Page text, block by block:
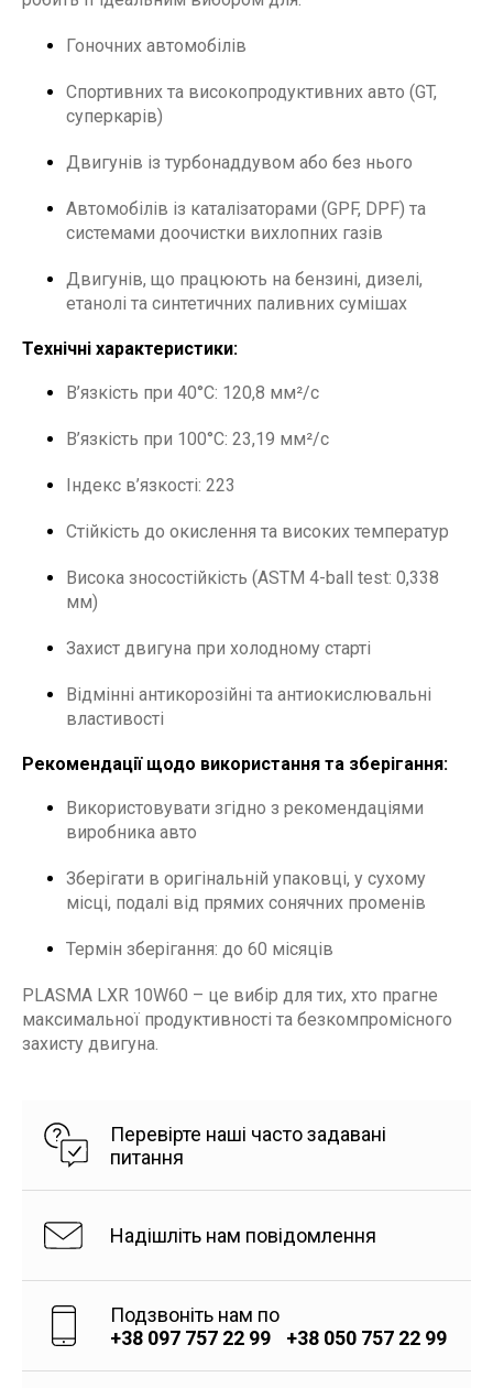
Гоночних автомобілів
Спортивних та високопродуктивних авто (GT,
суперкарів)
Двигунів із турбонаддувом або без нього
Автомобілів із каталізаторами (GPF, DPF) та
системами доочистки вихлопних газів
Двигунів, що працюють на бензині, дизелі,
етанолі та синтетичних паливних сумішах
Технічні характеристики:
В’язкість при 40°C: 120,8 мм²/с
В’язкість при 100°C: 23,19 мм²/с
Індекс в’язкості: 223
Стійкість до окислення та високих температур
Висока зносостійкість (ASTM 4-ball test: 0,338
мм)
Захист двигуна при холодному старті
Відмінні антикорозійні та антиокислювальні
властивості
Рекомендації щодо використання та зберігання:
Використовувати згідно з рекомендаціями
виробника авто
Зберігати в оригінальній упаковці, у сухому
місці, подалі від прямих сонячних променів
Термін зберігання: до 60 місяців
PLASMA LXR 10W60 – це вибір для тих, хто прагне
максимальної продуктивності та безкомпромісного
захисту двигуна.
Перевірте наші часто задавані
питання
Надішліть нам повідомлення
Подзвоніть нам по
+38 097 757 22 99
+38 050 757 22 99